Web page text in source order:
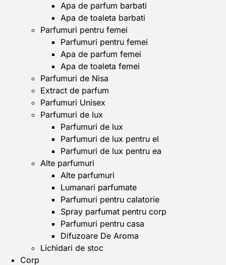
Apa de parfum barbati
Apa de toaleta barbati
Parfumuri pentru femei
Parfumuri pentru femei
Apa de parfum femei
Apa de toaleta femei
Parfumuri de Nisa
Extract de parfum
Parfumuri Unisex
Parfumuri de lux
Parfumuri de lux
Parfumuri de lux pentru el
Parfumuri de lux pentru ea
Alte parfumuri
Alte parfumuri
Lumanari parfumate
Parfumuri pentru calatorie
Spray parfumat pentru corp
Parfumuri pentru casa
Difuzoare De Aroma
Lichidari de stoc
Corp